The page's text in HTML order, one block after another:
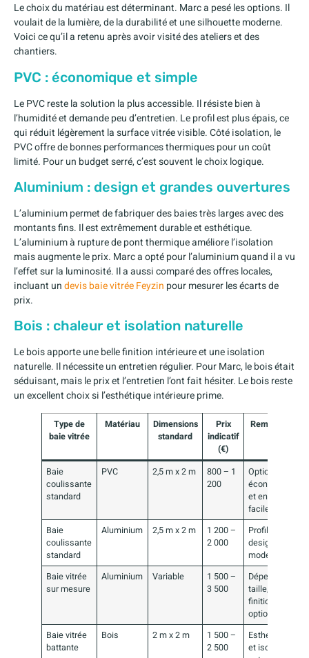
Le choix du matériau est déterminant. Marc a pesé les options. Il
voulait de la lumière, de la durabilité et une silhouette moderne.
Voici ce qu’il a retenu après avoir visité des ateliers et des
chantiers.
PVC : économique et simple
Le PVC reste la solution la plus accessible. Il résiste bien à
l’humidité et demande peu d’entretien. Le profil est plus épais, ce
qui réduit légèrement la surface vitrée visible. Côté isolation, le
PVC offre de bonnes performances thermiques pour un coût
limité. Pour un budget serré, c’est souvent le choix logique.
Aluminium : design et grandes ouvertures
L’aluminium permet de fabriquer des baies très larges avec des
montants fins. Il est extrêmement durable et esthétique.
L’aluminium à rupture de pont thermique améliore l’isolation
mais augmente le prix. Marc a opté pour l’aluminium quand il a vu
l’effet sur la luminosité. Il a aussi comparé des offres locales,
incluant undevis baie vitrée Feyzin pour mesurer les écarts de
prix.
Bois : chaleur et isolation naturelle
Le bois apporte une belle finition intérieure et une isolation
naturelle. Il nécessite un entretien régulier. Pour Marc, le bois était
séduisant, mais le prix et l’entretien l’ont fait hésiter. Le bois reste
un excellent choix si l’esthétique intérieure prime.
Type de
baie vitrée
Matériau
Dimensions
standard
Prix
indicatif
(€)
Remarques
Baie
coulissante
standard
PVC 2,5 m x 2 m
800 – 1
200
Option
économique
et entretien
facile
Baie
coulissante
standard
Aluminium 2,5 m x 2 m
1 200 –
2 000
Profils fins,
design
moderne
Baie vitrée
sur mesure
Aluminium Variable
1 500 –
3 500
Dépend
taille,
finitions et
options
Baie vitrée
battante
Bois 2 m x 2 m
1 500 –
2 500
Esthétique
et isolation